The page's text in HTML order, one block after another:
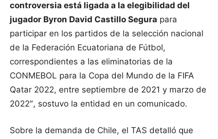
controversia está ligada a la elegibilidad del
jugador Byron David Castillo Segura para
participar en los partidos de la selección nacional
de la Federación Ecuatoriana de Fútbol,
correspondientes a las eliminatorias de la
CONMEBOL para la Copa del Mundo de la FIFA
Qatar 2022, entre septiembre de 2021 y marzo de
2022″, sostuvo la entidad en un comunicado.
Sobre la demanda de Chile, el TAS detalló que